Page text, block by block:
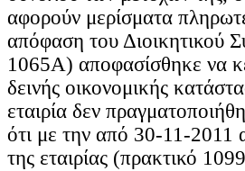
αφορούν μερίσματα
απόφαση του Διοικητικού
1065Α) αποφασίσθηκε να
δεινής οικονομικής
εταιρία δεν
ότι με την από 30-11-2011
της εταιρίας (πρακτικό